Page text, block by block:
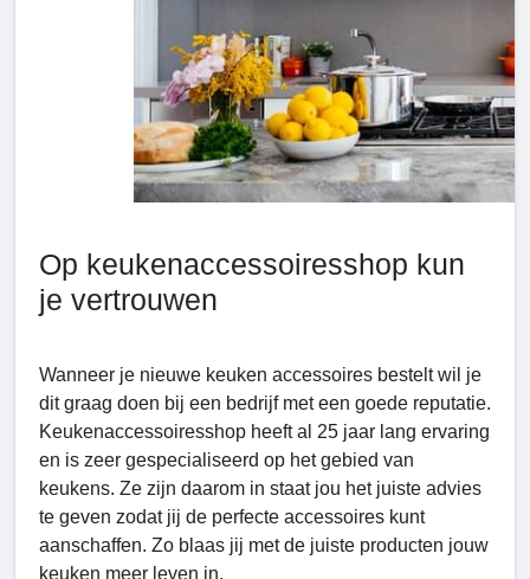
Op keukenaccessoiresshop kun
je vertrouwen
Wanneer je nieuwe keuken accessoires bestelt wil je
dit graag doen bij een bedrijf met een goede reputatie.
Keukenaccessoiresshop heeft al 25 jaar lang ervaring
en is zeer gespecialiseerd op het gebied van
keukens. Ze zijn daarom in staat jou het juiste advies
te geven zodat jij de perfecte accessoires kunt
aanschaffen. Zo blaas jij met de juiste producten jouw
keuken meer leven in.